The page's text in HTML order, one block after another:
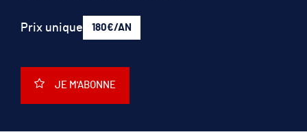
Prix unique 180€/AN
JE M'ABONNE